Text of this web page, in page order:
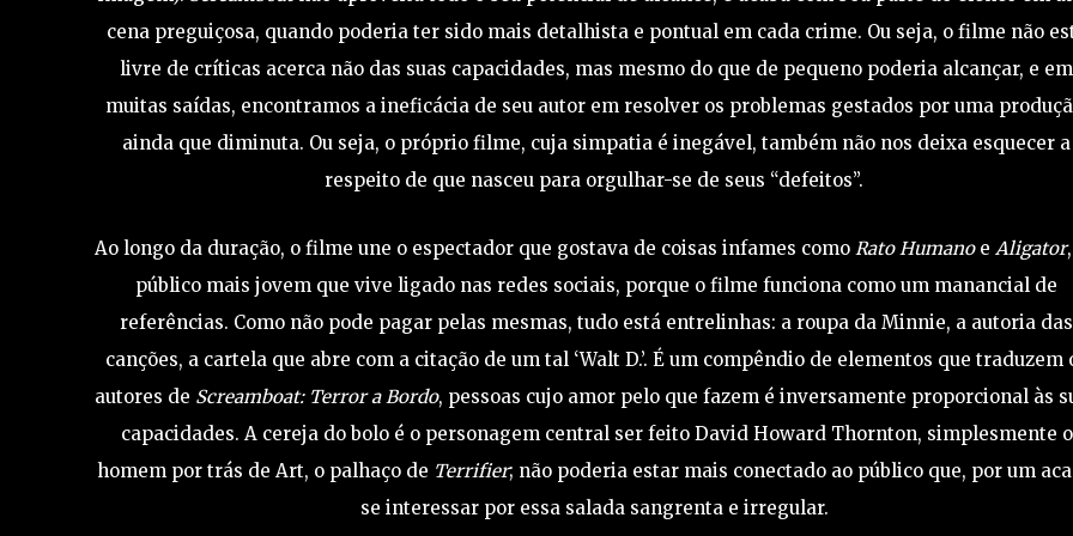
cena preguiçosa, quando poderia ter sido mais detalhista e pontual em cada crime. Ou seja, o filme não
livre de críticas acerca não das suas capacidades, mas mesmo do que de pequeno poderia alcançar, e em
muitas saídas, encontramos a ineficácia de seu autor em resolver os problemas gestados por uma
ainda que diminuta. Ou seja, o próprio filme, cuja simpatia é inegável, também não nos deixa esquecer a
respeito de que nasceu para orgulhar-se de seus “defeitos”.
Ao longo da duração, o filme une o espectador que gostava de coisas infames como Rato Humano e Aligator
público mais jovem que vive ligado nas redes sociais, porque o filme funciona como um manancial de
referências. Como não pode pagar pelas mesmas, tudo está entrelinhas: a roupa da Minnie, a autoria das
canções, a cartela que abre com a citação de um tal ‘Walt D.’. É um compêndio de elementos que traduzem
autores de Screamboat: Terror a Bordo, pessoas cujo amor pelo que fazem é inversamente proporcional às
capacidades. A cereja do bolo é o personagem central ser feito David Howard Thornton, simplesmente o
homem por trás de Art, o palhaço de Terrifier; não poderia estar mais conectado ao público que, por um
se interessar por essa salada sangrenta e irregular.